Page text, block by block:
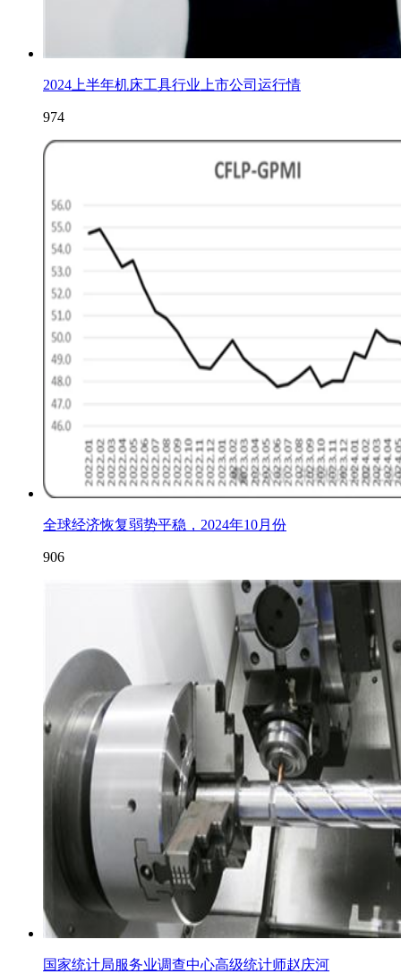
2024上半年机床工具行业上市公司运行情
974
全球经济恢复弱势平稳，2024年10月份
906
国家统计局服务业调查中心高级统计师赵庆河